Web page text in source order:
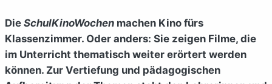
Die SchulKinoWochen machen Kino fürs
Klassenzimmer. Oder anders: Sie zeigen Filme, die
im Unterricht thematisch weiter erörtert werden
können. Zur Vertiefung und pädagogischen